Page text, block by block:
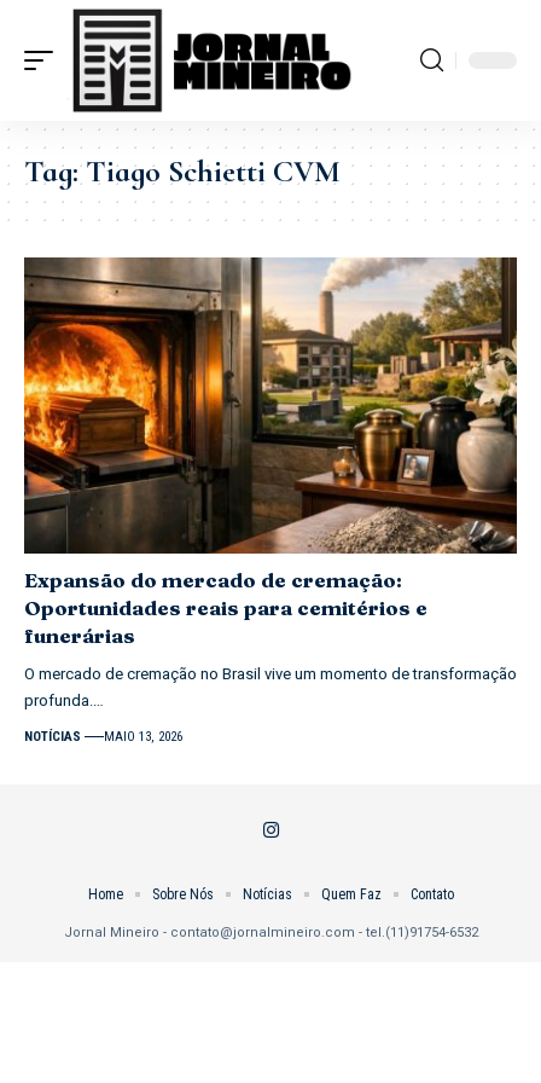
Tag:Tiago Schietti CVM
Expansão do mercado de cremação:
Oportunidades reais para cemitérios e
funerárias
O mercado de cremação no Brasil vive um momento de transformação
profunda.…
NOTÍCIAS MAIO 13, 2026
Jornal Mineiro - contato@jornalmineiro.com - tel.(11)91754-6532
Home Sobre Nós Notícias Quem Faz Contato